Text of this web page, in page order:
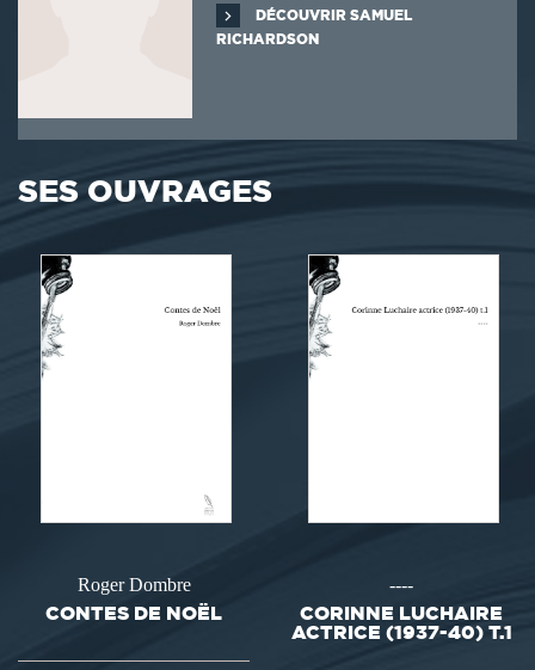
DÉCOUVRIR SAMUEL
RICHARDSON
SES OUVRAGES
Roger Dombre
CONTES DE NOËL
----
CORINNE LUCHAIRE
ACTRICE (1937-40) T.1